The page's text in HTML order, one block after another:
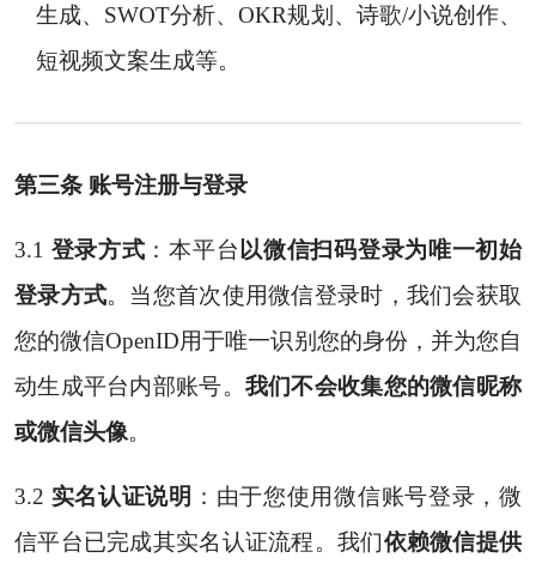
生成、SWOT分析、OKR规划、诗歌/小说创作、
短视频文案生成等。
第三条 账号注册与登录
3.1 登录方式 ：本平台 以微信扫码登录为唯一初始
登录方式。当您首次使用微信登录时，我们会获取
您的微信OpenID用于唯一识别您的身份，并为您自
动生成平台内部账号。 我们不会收集您的微信昵称
或微信头像。
3.2 实名认证说明 ：由于您使用微信账号登录，微
信平台已完成其实名认证流程。我们依赖微信提供